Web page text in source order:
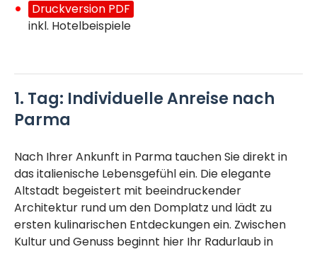
Druckversion PDF
inkl. Hotelbeispiele
1. Tag: Individuelle Anreise nach
Parma
Nach Ihrer Ankunft in Parma tauchen Sie direkt in
das italienische Lebensgefühl ein. Die elegante
Altstadt begeistert mit beeindruckender
Architektur rund um den Domplatz und lädt zu
ersten kulinarischen Entdeckungen ein. Zwischen
Kultur und Genuss beginnt hier Ihr Radurlaub in